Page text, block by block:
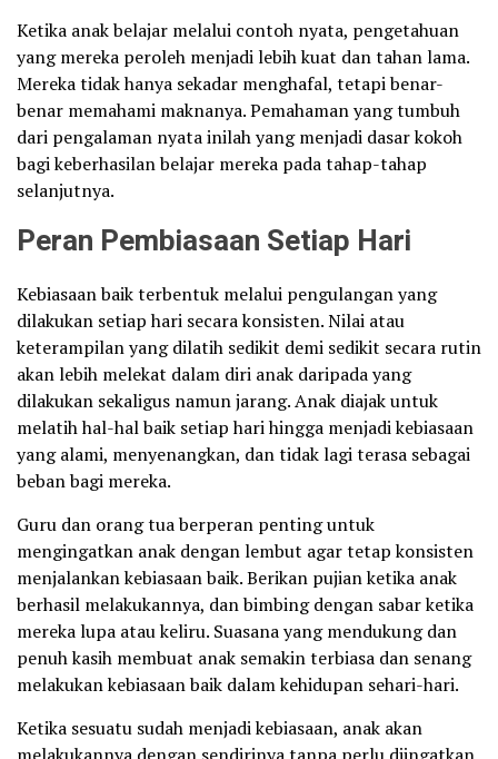
Ketika anak belajar melalui contoh nyata, pengetahuan
yang mereka peroleh menjadi lebih kuat dan tahan lama.
Mereka tidak hanya sekadar menghafal, tetapi benar-
benar memahami maknanya. Pemahaman yang tumbuh
dari pengalaman nyata inilah yang menjadi dasar kokoh
bagi keberhasilan belajar mereka pada tahap-tahap
selanjutnya.
Peran Pembiasaan Setiap Hari
Kebiasaan baik terbentuk melalui pengulangan yang
dilakukan setiap hari secara konsisten. Nilai atau
keterampilan yang dilatih sedikit demi sedikit secara rutin
akan lebih melekat dalam diri anak daripada yang
dilakukan sekaligus namun jarang. Anak diajak untuk
melatih hal-hal baik setiap hari hingga menjadi kebiasaan
yang alami, menyenangkan, dan tidak lagi terasa sebagai
beban bagi mereka.
Guru dan orang tua berperan penting untuk
mengingatkan anak dengan lembut agar tetap konsisten
menjalankan kebiasaan baik. Berikan pujian ketika anak
berhasil melakukannya, dan bimbing dengan sabar ketika
mereka lupa atau keliru. Suasana yang mendukung dan
penuh kasih membuat anak semakin terbiasa dan senang
melakukan kebiasaan baik dalam kehidupan sehari-hari.
Ketika sesuatu sudah menjadi kebiasaan, anak akan